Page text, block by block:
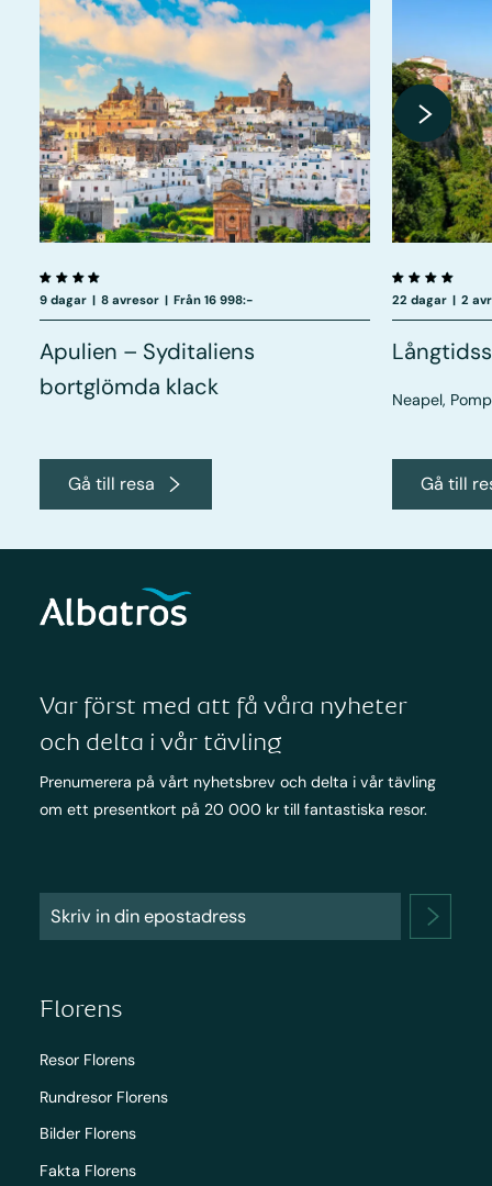
9 dagar | 8 avresor | Från 16 998:-
Apulien – Syditaliens
bortglömda klack
Gå till resa
22 dagar | 2
Neapel,
Gå till
Var först med att få våra nyheter
och delta i vår tävling
Prenumerera på vårt nyhetsbrev och delta i vår tävling
om ett presentkort på 20 000 kr till fantastiska resor.
Florens
Resor Florens
Rundresor Florens
Bilder Florens
Fakta Florens